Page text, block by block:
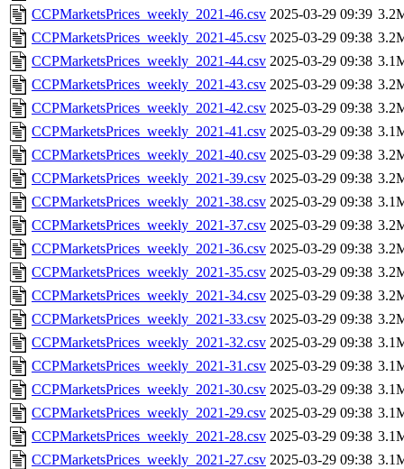
CCPMarketsPrices_weekly_2021-46.csv 2025-03-29 09:39
CCPMarketsPrices_weekly_2021-45.csv 2025-03-29 09:38
CCPMarketsPrices_weekly_2021-44.csv 2025-03-29 09:38
CCPMarketsPrices_weekly_2021-43.csv 2025-03-29 09:38
CCPMarketsPrices_weekly_2021-42.csv 2025-03-29 09:38
CCPMarketsPrices_weekly_2021-41.csv 2025-03-29 09:38
CCPMarketsPrices_weekly_2021-40.csv 2025-03-29 09:38
CCPMarketsPrices_weekly_2021-39.csv 2025-03-29 09:38
CCPMarketsPrices_weekly_2021-38.csv 2025-03-29 09:38
CCPMarketsPrices_weekly_2021-37.csv 2025-03-29 09:38
CCPMarketsPrices_weekly_2021-36.csv 2025-03-29 09:38
CCPMarketsPrices_weekly_2021-35.csv 2025-03-29 09:38
CCPMarketsPrices_weekly_2021-34.csv 2025-03-29 09:38
CCPMarketsPrices_weekly_2021-33.csv 2025-03-29 09:38
CCPMarketsPrices_weekly_2021-32.csv 2025-03-29 09:38
CCPMarketsPrices_weekly_2021-31.csv 2025-03-29 09:38
CCPMarketsPrices_weekly_2021-30.csv 2025-03-29 09:38
CCPMarketsPrices_weekly_2021-29.csv 2025-03-29 09:38
CCPMarketsPrices_weekly_2021-28.csv 2025-03-29 09:38
CCPMarketsPrices_weekly_2021-27.csv 2025-03-29 09:38